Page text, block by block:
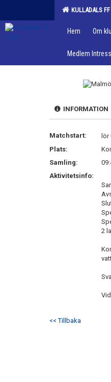
KULLADALS FF
Hem Om
Medlem
INFORMATION
Matchstart:
lör
Plats:
Samling:
Aktivitetsinfo:
2
<< Tillbaka